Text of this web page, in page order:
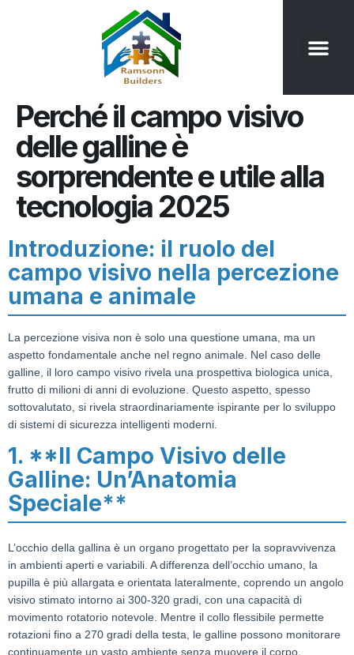
Perché il campo visivo
delle galline è
sorprendente e utile alla
tecnologia 2025
Introduzione: il ruolo del
campo visivo nella percezione
umana e animale
La percezione visiva non è solo una questione umana, ma un
aspetto fondamentale anche nel regno animale. Nel caso delle
galline, il loro campo visivo rivela una prospettiva biologica unica,
frutto di milioni di anni di evoluzione. Questo aspetto, spesso
sottovalutato, si rivela straordinariamente ispirante per lo sviluppo
di sistemi di sicurezza intelligenti moderni.
1. **Il Campo Visivo delle
Galline: Un’Anatomia
Speciale**
L’occhio della gallina è un organo progettato per la sopravvivenza
in ambienti aperti e variabili. A differenza dell’occhio umano, la
pupilla è più allargata e orientata lateralmente, coprendo un angolo
visivo stimato intorno ai 300-320 gradi, con una capacità di
movimento rotatorio notevole. Mentre il collo flessibile permette
rotazioni fino a 270 gradi della testa, le galline possono monitorare
continuamente un vasto ambiente senza muovere il corpo.